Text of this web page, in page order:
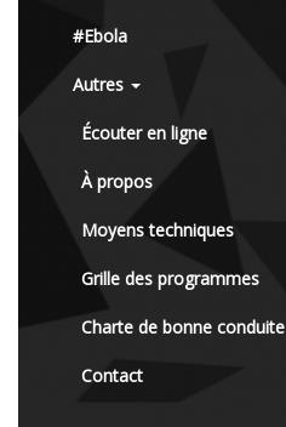
#Ebola
Autres
Écouter en ligne
À propos
Moyens techniques
Grille des programmes
Charte de bonne conduite
Contact